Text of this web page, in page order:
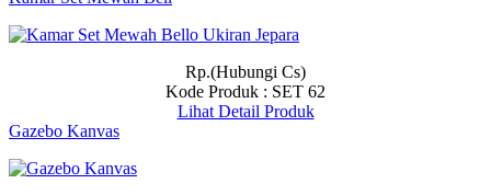
Rp.(Hubungi Cs)
Kode Produk : SET 62
Lihat Detail Produk
Gazebo Kanvas